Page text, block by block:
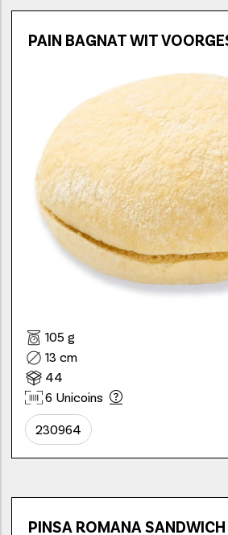
PAIN BAGNAT WIT
105 g
13 cm
44
6 Unicoins
230964
PINSA ROMANA SANDWICH